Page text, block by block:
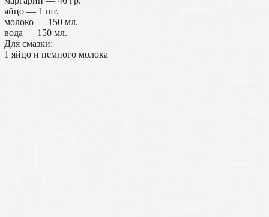
яйцо — 1 шт.
молоко — 150 мл.
вода — 150 мл.
Для смазки:
1 яйцо и немного молока